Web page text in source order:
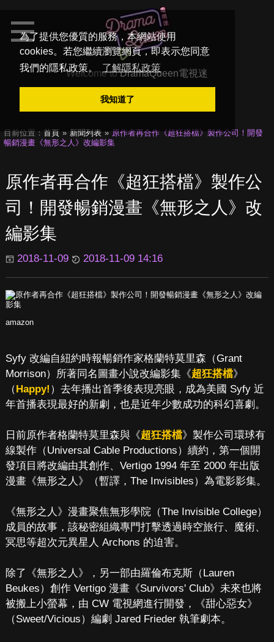
為了提供您優質的服務，本網站使用
cookies。若您繼續瀏覽網頁，即表示您同意
我們的隱私政策。
了解隱私政策
我知道了
Welcome toDramaQueen電視迷
目前位置： 首頁 新聞列表
原作者再合作《超狂搭檔》製作公司！開發
暢銷漫畫《無形之人》改編影集
原作者再合作《超狂搭檔》製作公
司！開發暢銷漫畫《無形之人》改
編影集
2018-11-09 2018-11-09 14:16
amazon
Syfy 改編自紐約時報暢銷作家格蘭特莫里森（Grant
Morrison）所著同名圖畫小說改編影集《超狂搭檔》
（Happy! ）去年播出首季後表現亮眼，成為美國 Syfy 近
年首播表現最好的新劇，也是近年少數成功的科幻喜劇。
日前原作者格蘭特莫里森與《超狂搭檔》製作公司環球有
線製作（Universal Cable Productions）續約，第一個開
發項目將改編由其創作、Vertigo 1994 年至 2000 年出版
漫畫《無形之人》（暫譯，The Invisibles）為電影影集。
《無形之人》漫畫聚焦無形學院（The Invisible College）
成員的故事，該秘密組織專門打擊透過時空旅行、魔術、
冥思等超次元異星人 Archons 的迫害。
除了《無形之人》，另一部由羅倫布克斯（Lauren
Beukes）創作 Vertigo 漫畫《Survivors' Club》未來也將
被搬上小螢幕，由 CW 電視網進行開發，《甜心惡女》
（Sweet/Vicious）編劇 Jared Frieder 執筆劇本。